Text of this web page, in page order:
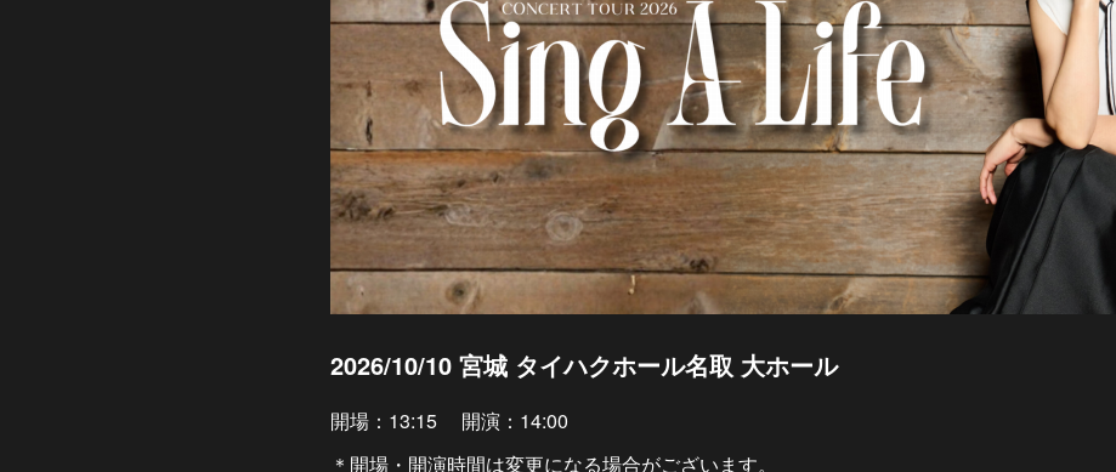
2026/10/10 宮城 タイハクホール名取 大ホール
開場：13:15 開演：14:00
＊開場・開演時間は変更になる場合がございます。